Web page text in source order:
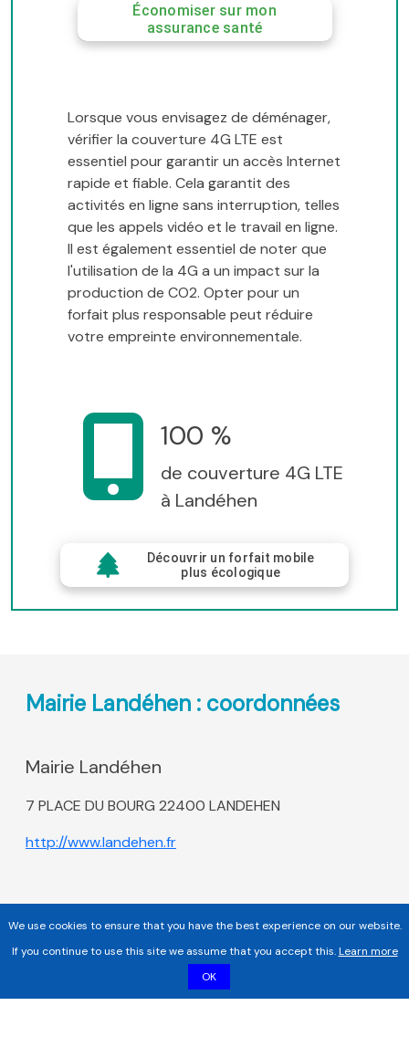
Économiser sur mon
assurance santé
Lorsque vous envisagez de déménager,
vérifier la couverture 4G LTE est
essentiel pour garantir un accès Internet
rapide et fiable. Cela garantit des
activités en ligne sans interruption, telles
que les appels vidéo et le travail en ligne.
Il est également essentiel de noter que
l'utilisation de la 4G a un impact sur la
production de CO2. Opter pour un
forfait plus responsable peut réduire
votre empreinte environnementale.
100 %
de couverture 4G LTE
à Landéhen
Découvrir un forfait mobile
plus écologique
Mairie Landéhen : coordonnées
Mairie Landéhen
7 PLACE DU BOURG 22400 LANDEHEN
http://www.landehen.fr
We use cookies to ensure that you have the best experience on our website.
If you continue to use this site we assume that you accept this.Learn more
OK